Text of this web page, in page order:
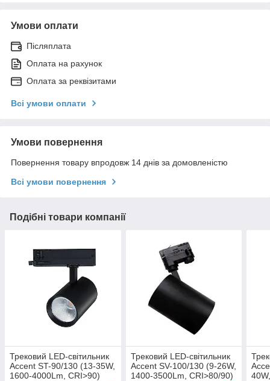
Умови оплати
Післяплата
Оплата на рахунок
Оплата за реквізитами
Всі умови оплати
Умови повернення
Повернення товару впродовж 14 днів за домовленістю
Всі умови повернення
Подібні товари компанії
Трековий LED-світильник
Accent ST-90/130 (13-35W,
1600-4000Lm, CRI>90)
Трековий LED-світильник
Accent SV-100/130 (9-26W,
1400-3500Lm, CRI>80/90)